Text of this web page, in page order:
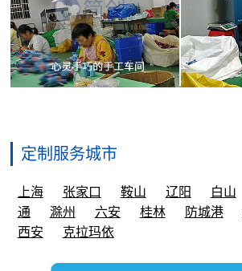
定制服务城市
上海 张家口 鞍山 辽阳 白山
通
滁州 六安 桂林 防城港
西安
克拉玛依